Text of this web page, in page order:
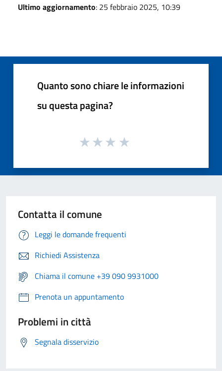
Ultimo aggiornamento: 25 febbraio 2025, 10:39
Quanto sono chiare le informazioni
su questa pagina?
Contatta il comune
Leggi le domande frequenti
Richiedi Assistenza
Chiama il comune +39 090 9931000
Prenota un appuntamento
Problemi in città
Segnala disservizio